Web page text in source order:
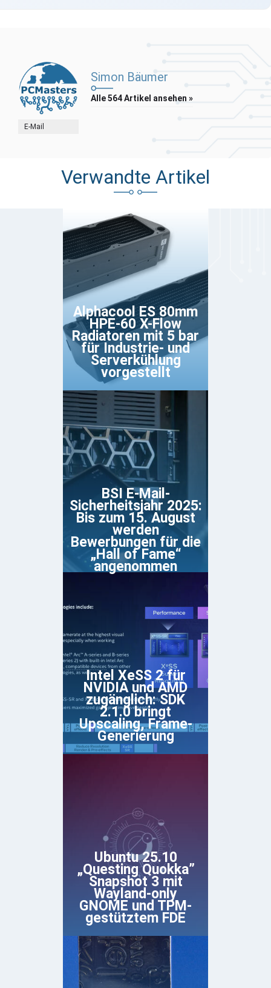
E-Mail
Simon Bäumer
Alle 564 Artikel ansehen »
Verwandte Artikel
Alphacool ES 80mm
HPE-60 X-Flow
Radiatoren mit 5 bar
für Industrie- und
Serverkühlung
vorgestellt
BSI E-Mail-
Sicherheitsjahr 2025:
Bis zum 15. August
werden
Bewerbungen für die
„Hall of Fame“
angenommen
Intel XeSS 2 für
NVIDIA und AMD
zugänglich: SDK
2.1.0 bringt
Upscaling, Frame-
Generierung
Ubuntu 25.10
„Questing Quokka”
Snapshot 3 mit
Wayland-only
GNOME und TPM-
gestütztem FDE